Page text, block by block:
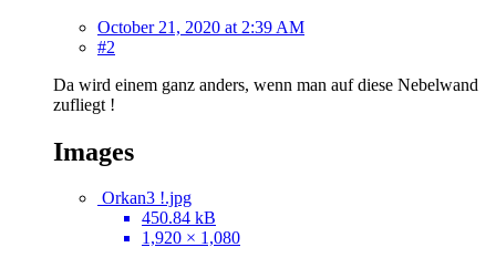
October 21, 2020 at 2:39 AM
#2
Da wird einem ganz anders, wenn man auf diese Nebelwand
zufliegt !
Images
Orkan3 !.jpg
450.84 kB
1,920 × 1,080